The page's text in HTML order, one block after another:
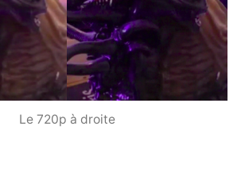
Le 720p à droite